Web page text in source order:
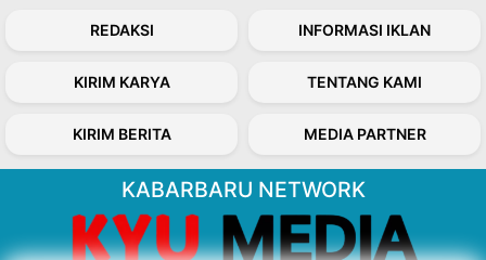
REDAKSI INFORMASI IKLAN
KIRIM KARYA TENTANG KAMI
KIRIM BERITA MEDIA PARTNER
KABARBARU NETWORK